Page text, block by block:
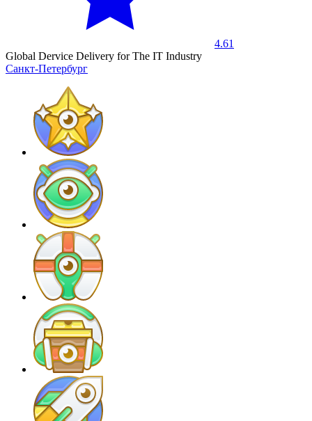
4.61
Global Dervice Delivery for The IT Industry
Санкт-Петербург